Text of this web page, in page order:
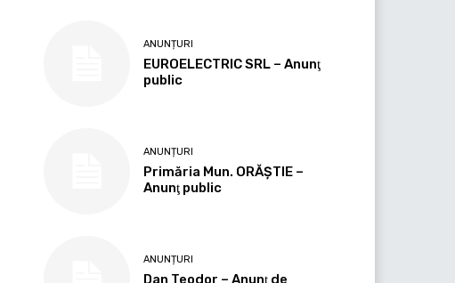
ANUNȚURI
EUROELECTRIC SRL – Anunţ
public
ANUNȚURI
Primăria Mun. ORĂȘTIE –
Anunţ public
ANUNȚURI
Dan Teodor – Anunţ de